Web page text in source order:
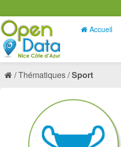
Accueil
Thématiques Sport